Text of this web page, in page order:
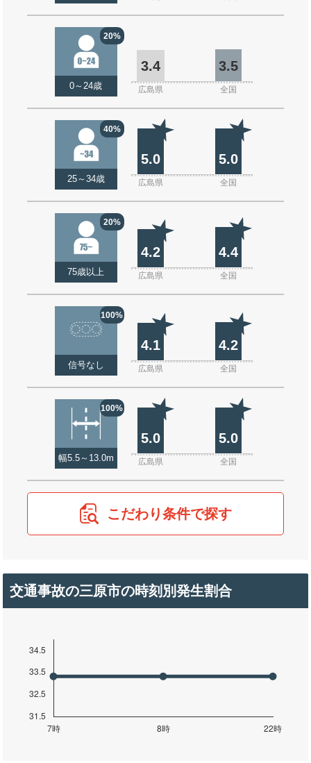
20%
0～24歳
3.4 3.5
広島県 全国
40%
25～34歳
5.0 5.0
広島県 全国
20%
75歳以上
4.2 4.4
広島県 全国
100%
信号なし
4.1 4.2
広島県 全国
100%
幅5.5～13.0m
5.0 5.0
広島県 全国
こだわり条件で探す
交通事故の三原市の時刻別発生割合